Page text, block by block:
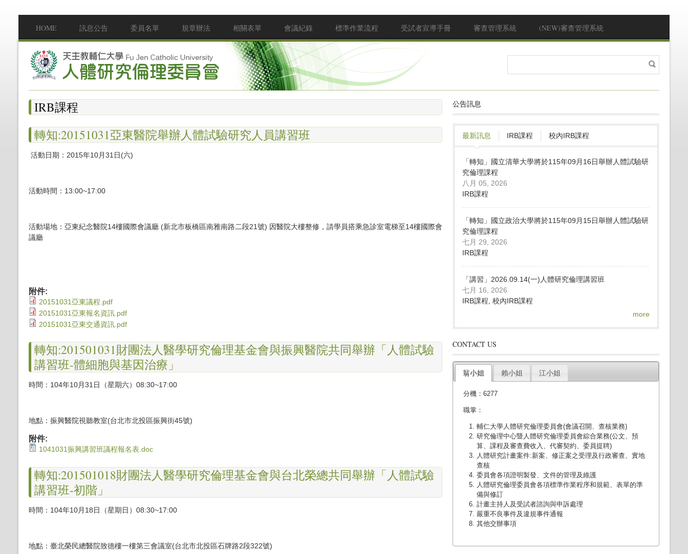
Main menu
HOME 訊息公告 委員名單 規章辦法 相關表單 會議紀錄 標準作業流程 受試者宣導手冊 審查管理系統 (NEW)審查管理系統
搜尋表單
搜
尋
IRB課程
轉知:20151031亞東醫院舉辦人體試驗研究人員講習班
活動日期：2015年10月31日(六)
活動時間：13:00~17:00
活動場地：亞東紀念醫院14樓國際會議廳 (新北市板橋區南雅南路二段21號) 因醫院大樓整修，請學員搭乘急診室電梯至14樓國際會
議廳
附件:
20151031亞東議程.pdf
20151031亞東報名資訊.pdf
20151031亞東交通資訊.pdf
轉知:201501031財團法人醫學研究倫理基金會與振興醫院共同舉辦「人體試驗
講習班-體細胞與基因治療」
時間：104年10月31日（星期六）08:30~17:00
地點：振興醫院視聽教室(台北市北投區振興街45號)
附件:
1041031振興講習班議程報名表.doc
轉知:201501018財團法人醫學研究倫理基金會與台北榮總共同舉辦「人體試驗
講習班-初階」
時間：104年10月18日（星期日）08:30~17:00
地點：臺北榮民總醫院致德樓一樓第三會議室(台北市北投區石牌路2段322號)
公告訊息
最新訊息 IRB課程 校內IRB課程
「轉知」國立清華大學將於115年09月16日舉辦人體試驗研
究倫理課程
八月 05, 2026
IRB課程
「轉知」國立政治大學將於115年09月15日舉辦人體試驗研
究倫理課程
七月 29, 2026
IRB課程
「講習」2026.09.14(一)人體研究倫理講習班
七月 16, 2026
IRB課程, 校內IRB課程
more
CONTACT US
翁小姐 賴小姐 江小姐
分機：6277
職掌：
輔仁大學人體研究倫理委員會(會議召開、查核業務)
研究倫理中心暨人體研究倫理委員會綜合業務(公文、預
算、課程及審查費收入、代審契約、委員提聘)
人體研究計畫案件:新案、修正案之受理及行政審查、實地
查核
委員會各項證明製發、文件的管理及維護
人體研究倫理委員會各項標準作業程序和規範、表單的準
備與修訂
計畫主持人及受試者諮詢與申訴處理
嚴重不良事件及違規事件通報
其他交辦事項